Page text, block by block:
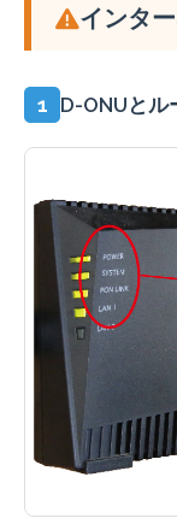
インタ
1 D-ONUとル